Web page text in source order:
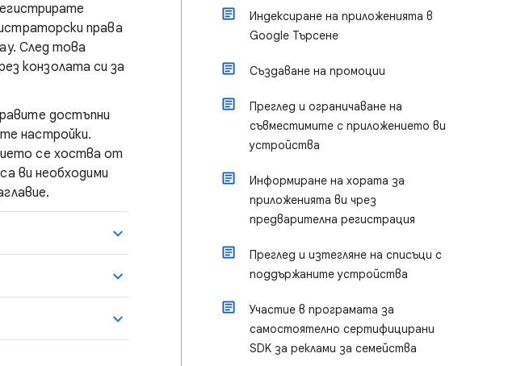
права
След това
конзолата си за
достъпни
настройки.
се хоства от
ви необходими
Индексиране на приложенията в
Google Търсене
Създаване на промоции
Преглед и ограничаване на
съвместимите с приложението ви
устройства
Информиране на хората за
приложенията ви чрез
предварителна регистрация
Преглед и изтегляне на списъци с
поддържаните устройства
Участие в програмата за
самостоятелно сертифицирани
SDK за реклами за семейства